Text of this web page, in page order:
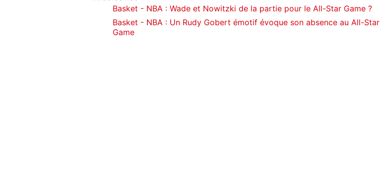
Basket - NBA : Wade et Nowitzki de la partie pour le All-Star Game ?
Basket - NBA : Un Rudy Gobert émotif évoque son absence au All-Star
Game